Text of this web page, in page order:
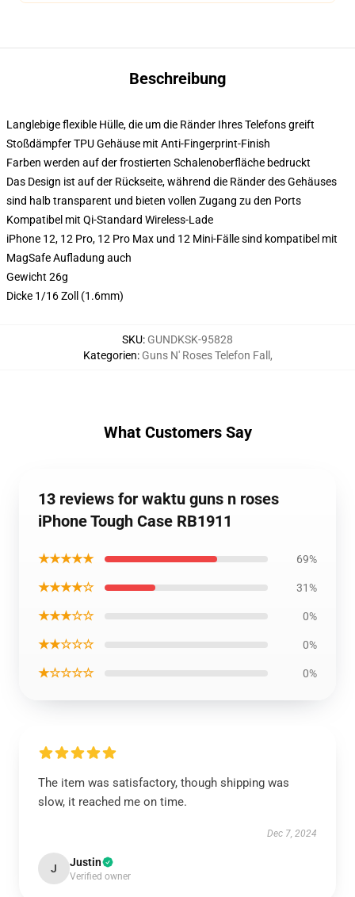
Beschreibung
Langlebige flexible Hülle, die um die Ränder Ihres Telefons greift
Stoßdämpfer TPU Gehäuse mit Anti-Fingerprint-Finish
Farben werden auf der frostierten Schalenoberfläche bedruckt
Das Design ist auf der Rückseite, während die Ränder des Gehäuses
sind halb transparent und bieten vollen Zugang zu den Ports
Kompatibel mit Qi-Standard Wireless-Lade
iPhone 12, 12 Pro, 12 Pro Max und 12 Mini-Fälle sind kompatibel mit
MagSafe Aufladung auch
Gewicht 26g
Dicke 1/16 Zoll (1.6mm)
SKU: GUNDKSK-95828
Kategorien: Guns N' Roses Telefon Fall ,
What Customers Say
13 reviews for waktu guns n roses
iPhone Tough Case RB1911
★★★★★ 69%
★★★★☆ 31%
★★★☆☆ 0%
★★☆☆☆ 0%
★☆☆☆☆ 0%
The item was satisfactory, though shipping was
slow, it reached me on time.
Dec 7, 2024
J Justin
Verified owner